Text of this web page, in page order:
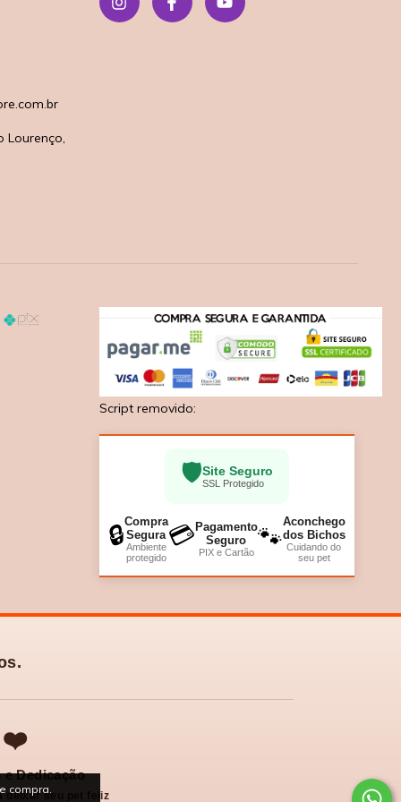
compra.
Lourenço,
Script removido:
🛡️Site Seguro
SSL Protegido
🔒
Compra
Segura
Ambiente
protegido
💳 Pagamento
Seguro
PIX e Cartão 🐾
Aconchego
dos Bichos
Cuidando do
seu pet
❤️
e Dedicação
deixar seu pet feliz